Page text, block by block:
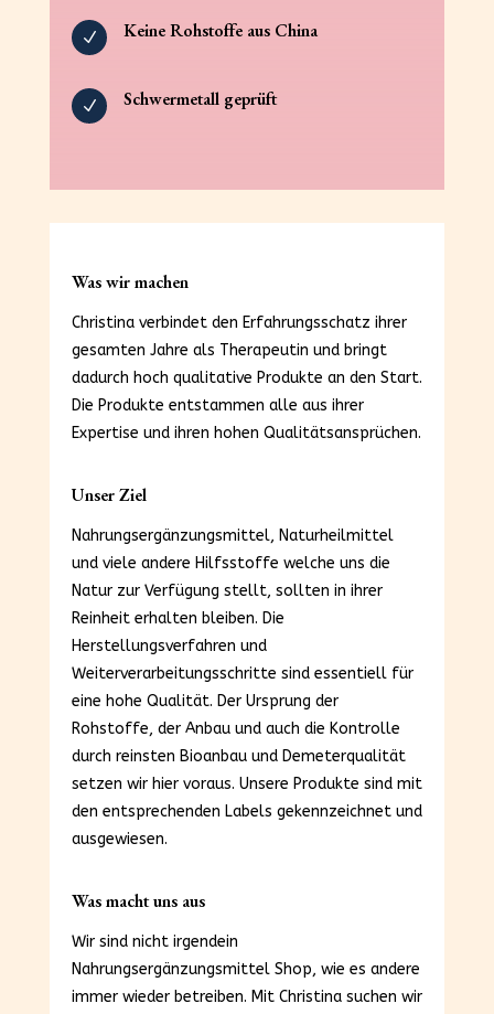
N Keine Rohstoffe aus China
N Schwermetall geprüft
Was wir machen
Christina verbindet den Erfahrungsschatz ihrer
gesamten Jahre als Therapeutin und bringt
dadurch hoch qualitative Produkte an den Start.
Die Produkte entstammen alle aus ihrer
Expertise und ihren hohen Qualitätsansprüchen.
Unser Ziel
Nahrungsergänzungsmittel, Naturheilmittel
und viele andere Hilfsstoffe welche uns die
Natur zur Verfügung stellt, sollten in ihrer
Reinheit erhalten bleiben. Die
Herstellungsverfahren und
Weiterverarbeitungsschritte sind essentiell für
eine hohe Qualität. Der Ursprung der
Rohstoffe, der Anbau und auch die Kontrolle
durch reinsten Bioanbau und Demeterqualität
setzen wir hier voraus. Unsere Produkte sind mit
den entsprechenden Labels gekennzeichnet und
ausgewiesen.
Was macht uns aus
Wir sind nicht irgendein
Nahrungsergänzungsmittel Shop, wie es andere
immer wieder betreiben. Mit Christina suchen wir